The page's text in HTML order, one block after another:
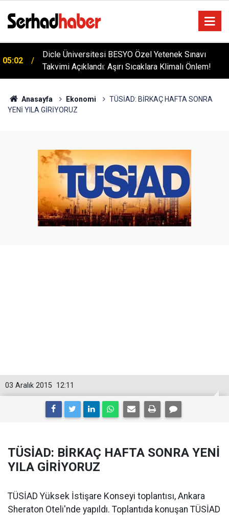
05:02
Dicle Üniversitesi BESYO Özel Yetenek Sınavı
Takvimi Açıklandı: Aşırı Sıcaklara Klimalı Önlem!
Anasayfa Ekonomi
TÜSİAD: BİRKAÇ HAFTA SONRA
YENİ YILA GİRİYORUZ
12:11
03 Aralık 2015
TÜSİAD: BİRKAÇ HAFTA SONRA YENİ
YILA GİRİYORUZ
TÜSİAD Yüksek İstişare Konseyi toplantısı, Ankara
Sheraton Oteli'nde yapıldı. Toplantıda konuşan TÜSİAD